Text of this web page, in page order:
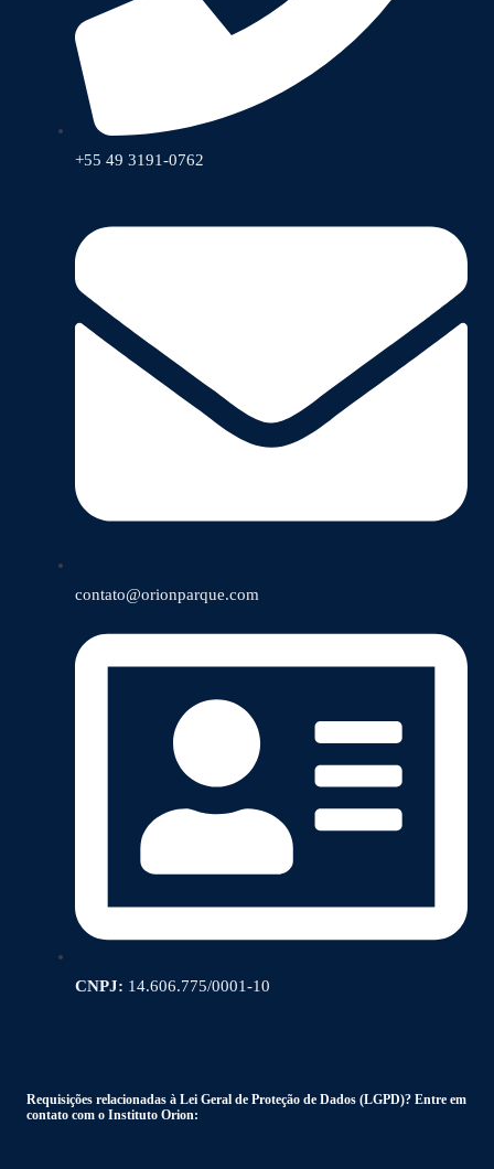
+55 49 3191-0762
contato@orionparque.com
CNPJ: 14.606.775/0001-10
Requisições relacionadas à Lei Geral de Proteção de Dados (LGPD)? Entre em
contato com o Instituto Orion: